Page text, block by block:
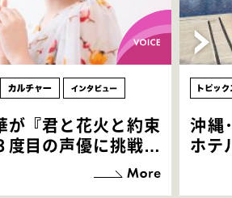
が『君と花火と約束
度目の声優に挑戦！
させてもらっている
が､お芝居に没頭で
沖縄
ホテ